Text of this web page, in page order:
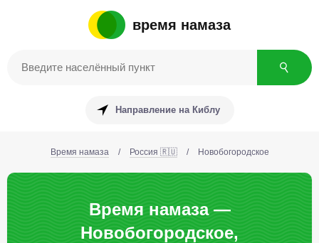
время намаза
Направление на Киблу
Время намаза / Россия 🇷🇺 / Новобогородское
Время намаза —
Новобогородское,